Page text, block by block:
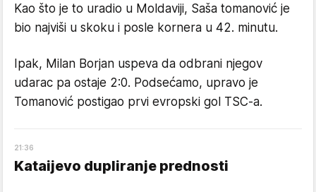
Kao što je to uradio u Moldaviji, Saša tomanović je
bio najviši u skoku i posle kornera u 42. minutu.
Ipak, Milan Borjan uspeva da odbrani njegov
udarac pa ostaje 2:0. Podsećamo, upravo je
Tomanović postigao prvi evropski gol TSC-a.
21:36
Kataijevo dupliranje prednosti